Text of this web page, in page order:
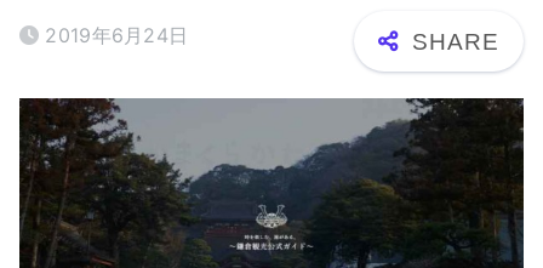
2019年6月24日